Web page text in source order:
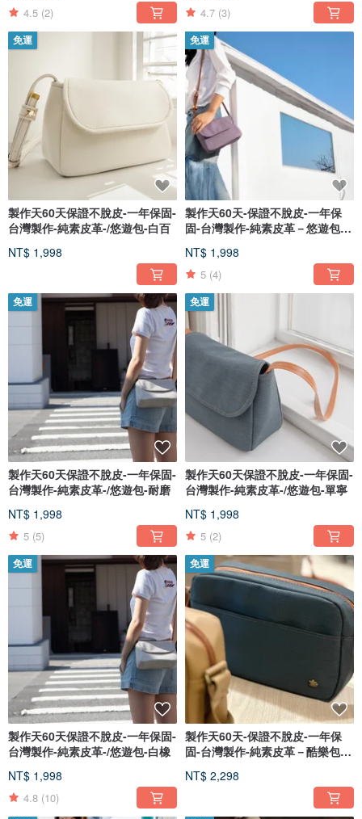
4.5 (2) 4.7 (3)
免運
製作天60天保證不脫皮-一年保固-
台灣製作-純素皮革-/悠遊包-白百
NT$ 1,998
免運
製作天60天-保證不脫皮-一年保
固-台灣製作-純素皮革－悠遊包-
NT$ 1,998
5 (4)
免運
製作天60天保證不脫皮-一年保固-
台灣製作-純素皮革-/悠遊包-耐磨
NT$ 1,998
5 (5)
免運
製作天60天保證不脫皮-一年保固-
台灣製作-純素皮革-/悠遊包-單寧
NT$ 1,998
5 (2)
免運
製作天60天保證不脫皮-一年保固-
台灣製作-純素皮革-/悠遊包-白橡
NT$ 1,998
4.8 (10)
免運
製作天60天-保證不脫皮-一年保
固-台灣製作-純素皮革－酷樂包-
NT$ 2,298